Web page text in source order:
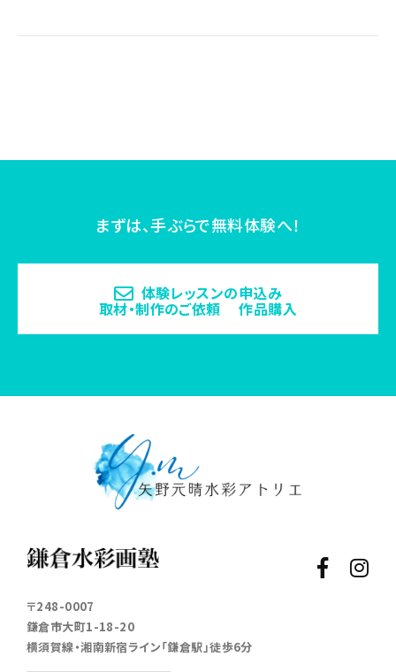
まずは、手ぶらで無料体験へ！
体験レッスンの申込み
取材・制作のご依頼 作品購入
〒248-0007
鎌倉市大町1-18-20
横須賀線・湘南新宿ライン「鎌倉駅」徒歩6分